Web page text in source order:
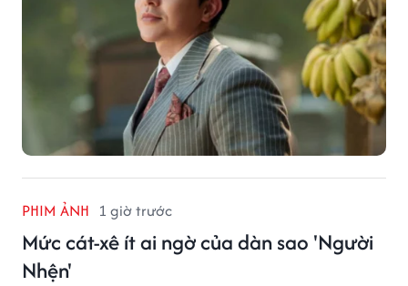
PHIM ẢNH 1 giờ trước
Mức cát-xê ít ai ngờ của dàn sao 'Người
Nhện'